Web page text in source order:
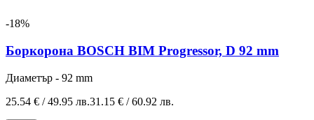
-18%
Боркорона BOSCH BIM Progressor, D 92 mm
Диаметър - 92 mm
25.54 € / 49.95 лв.31.15 € / 60.92 лв.